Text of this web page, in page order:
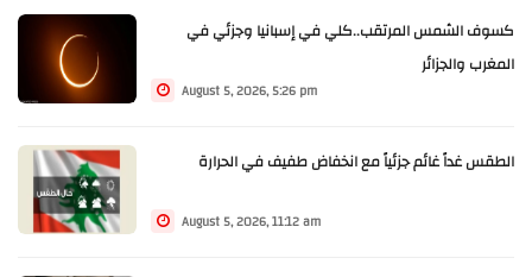
كسوف الشمس المرتقب..كلي في إسبانيا وجزئي في
المغرب والجزائر
August 5, 2026, 5:26 pm
الطقس غداً غائم جزئياً مع انخفاض طفيف في الحرارة
August 5, 2026, 11:12 am